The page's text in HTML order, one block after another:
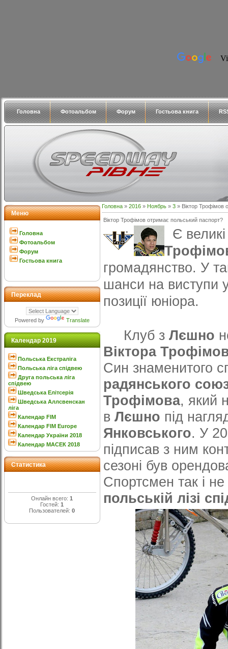
Головна Фотоальбом Форум Гостьова книга
Меню
Головна
Фотоальбом
Форум
Гостьова книга
Переклад
Powered by Translate
Календар 2019
Польська Екстраліга
Польська ліга спідвею
Друга польська ліга
спідвею
Шведська Елітсерія
Шведська Аллсвенскан
ліга
Календар FIM
Календар FIM Europe
Календар України 2018
Календар МАСЕК 2018
Статистика
Онлайн всего:1
Гостей:1
Пользователей:0
Головна » 2016 » Ноябрь » 3 » Віктор Трофімов
Віктор Трофімов отримає польський паспорт?
Є
громадянство. У
шанси на виступи
позиції юніора.
Клуб з Лєшно
Віктора
Син знаменитого
радянського
Трофімова, який
в Лєшно під
Янковського. У
підписав з ним
сезоні був
Спортсмен так і не
польській лізі